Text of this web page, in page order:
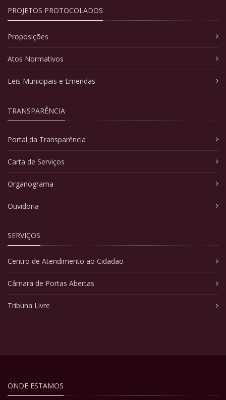
PROJETOS PROTOCOLADOS
Proposições
Atos Normativos
Leis Municipais e Emendas
TRANSPARÊNCIA
Portal da Transparência
Carta de Serviços
Organograma
Ouvidoria
SERVIÇOS
Centro de Atendimento ao Cidadão
Câmara de Portas Abertas
Tribuna Livre
ONDE ESTAMOS